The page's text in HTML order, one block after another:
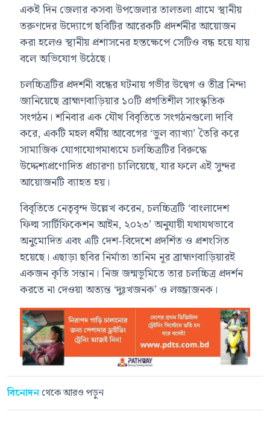
একই দিন জেলার কসবা উপজেলার তালতলা গ্রামে স্থানীয়
তরুণদের উদ্যোগে ছবিটির আরেকটি প্রদর্শনীর আয়োজন
করা হলেও স্থানীয় প্রশাসনের হস্তক্ষেপে সেটিও বন্ধ হয়ে যায়
বলে অভিযোগ উঠেছে।
চলচ্চিত্রটির প্রদর্শনী বন্ধের ঘটনায় গভীর উদ্বেগ ও তীব্র নিন্দা
জানিয়েছে ব্রাহ্মণবাড়িয়ার ১০টি প্রগতিশীল সাংস্কৃতিক
সংগঠন। শনিবার এক যৌথ বিবৃতিতে সংগঠনগুলো দাবি
করে, একটি মহল ধর্মীয় আবেগের ‘ভুল ব্যাখ্যা’ তৈরি করে
সামাজিক যোগাযোগমাধ্যমে চলচ্চিত্রটির বিরুদ্ধে
উদ্দেশ্যপ্রণোদিত প্রচারণা চালিয়েছে, যার ফলে এই সুন্দর
আয়োজনটি ব্যাহত হয়।
বিবৃতিতে নেতৃবৃন্দ উল্লেখ করেন, চলচ্চিত্রটি ‘বাংলাদেশ
ফিল্ম সার্টিফিকেশন আইন, ২০২৩’ অনুযায়ী যথাযথভাবে
অনুমোদিত এবং এটি দেশ-বিদেশে প্রদর্শিত ও প্রশংসিত
হয়েছে। এছাড়া ছবির নির্মাতা তানিম নূর ব্রাহ্মণবাড়িয়ারই
একজন কৃতি সন্তান। নিজ জন্মভূমিতে তার চলচ্চিত্র প্রদর্শন
করতে না দেওয়া অত্যন্ত ‘দুঃখজনক’ ও লজ্জাজনক।
বিনোদনথেকে আরও পড়ুন